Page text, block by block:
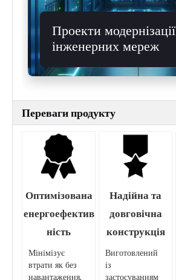
Проекти модернізації
інженерних мереж
Переваги продукту
Оптимізована
енергоефектив
ність
Мінімізує
втрати як без
навантаження,
Надійна та
довговічна
конструкція
Виготовлений
із
застосуванням